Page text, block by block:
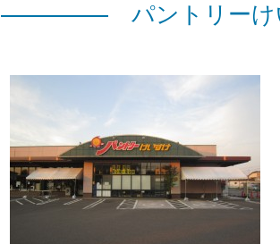
パントリー